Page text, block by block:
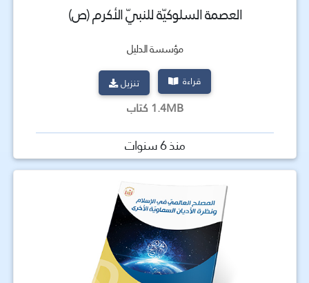
العصمة السلوكيّة للنبيّ الأكرم (ص)
مؤسسة الدليل
قراءة تنزيل
1.4MB كتاب
منذ 6 سنوات